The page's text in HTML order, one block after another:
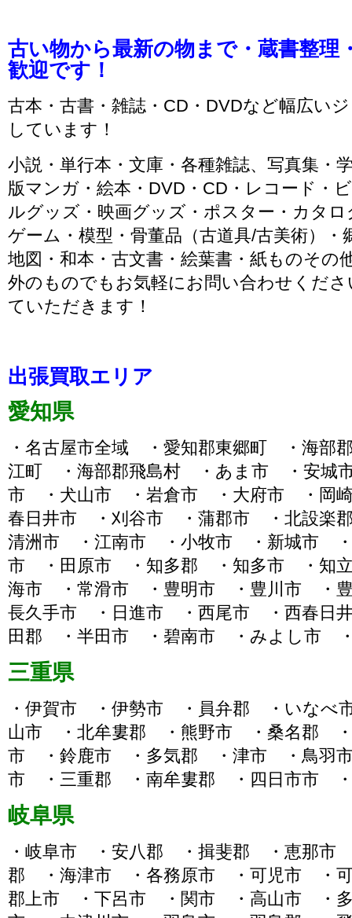
古い物から最新の物まで・蔵書整理
歓迎です！
古本・古書・雑誌・CD・DVDなど幅広い
しています！
小説・単行本・文庫・各種雑誌、写真集・
版マンガ・絵本・DVD・CD・レコード・
ルグッズ・映画グッズ・ポスター・カタ
ゲーム・模型・骨董品（古道具/古美術）・
地図・和本・古文書・絵葉書・紙ものその
外のものでもお気軽にお問い合わせくだ
ていただきます！
出張買取エリア
愛知県
・名古屋市全域 ・愛知郡東郷町 ・海部
江町 ・海部郡飛島村 ・あま市 ・安城
市 ・犬山市 ・岩倉市 ・大府市 ・岡
春日井市 ・刈谷市 ・蒲郡市 ・北設楽
清洲市 ・江南市 ・小牧市 ・新城市
市 ・田原市 ・知多郡 ・知多市 ・知
海市 ・常滑市 ・豊明市 ・豊川市 ・
長久手市 ・日進市 ・西尾市 ・西春日
田郡 ・半田市 ・碧南市 ・みよし市
三重県
・伊賀市 ・伊勢市 ・員弁郡 ・いな
山市 ・北牟婁郡 ・熊野市 ・桑名郡
市 ・鈴鹿市 ・多気郡 ・津市 ・鳥羽
市 ・三重郡 ・南牟婁郡 ・四日市市 ・
岐阜県
・岐阜市 ・安八郡 ・揖斐郡 ・恵那市
郡 ・海津市 ・各務原市 ・可児市 ・
郡上市 ・下呂市 ・関市 ・高山市 ・